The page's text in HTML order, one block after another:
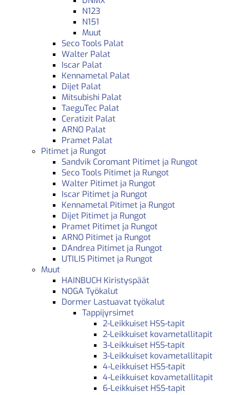
N123
N151
Muut
Seco Tools Palat
Walter Palat
Iscar Palat
Kennametal Palat
Dijet Palat
Mitsubishi Palat
TaeguTec Palat
Ceratizit Palat
ARNO Palat
Pramet Palat
Pitimet ja Rungot
Sandvik Coromant Pitimet ja Rungot
Seco Tools Pitimet ja Rungot
Walter Pitimet ja Rungot
Iscar Pitimet ja Rungot
Kennametal Pitimet ja Rungot
Dijet Pitimet ja Rungot
Pramet Pitimet ja Rungot
ARNO Pitimet ja Rungot
DAndrea Pitimet ja Rungot
UTILIS Pitimet ja Rungot
Muut
HAINBUCH Kiristyspäät
NOGA Työkalut
Dormer Lastuavat työkalut
Tappijyrsimet
2-Leikkuiset HSS-tapit
2-Leikkuiset kovametallitapit
3-Leikkuiset HSS-tapit
3-Leikkuiset kovametallitapit
4-Leikkuiset HSS-tapit
4-Leikkuiset kovametallitapit
6-Leikkuiset HSS-tapit